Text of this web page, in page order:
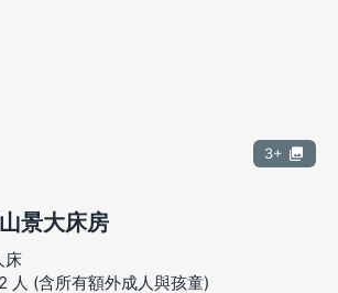
3+
景大床房
床
人 (含所有額外成人與孩童)